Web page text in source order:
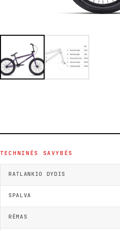
TECHNINĖS SAVYBĖS
RATLANKIO DYDIS
SPALVA
RĖMAS